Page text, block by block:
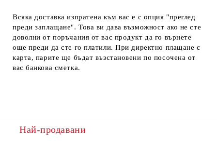
Всяка доставка изпратена към вас е с опция "преглед
преди заплащане". Това ви дава възможност ако не сте
доволни от поръчания от вас продукт да го върнете
още преди да сте го платили. При директно плащане с
карта, парите ще бъдат възстановени по посочена от
вас банкова сметка.
Най-продавани